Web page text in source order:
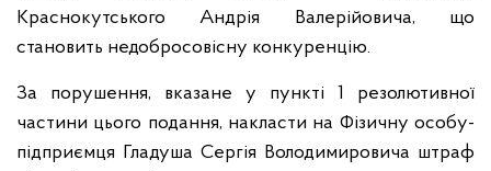
Краснокутського Андрія Валерійовича, що
становить недобросовісну конкуренцію.
За порушення, вказане у пункті 1 резолютивної
частини цього подання, накласти на Фізичну особу-
підприємця Гладуша Сергія Володимировича штраф